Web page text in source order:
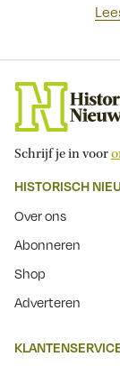
Schrijf je in voor
HISTORISCH
Over ons
Abonneren
Shop
Adverteren